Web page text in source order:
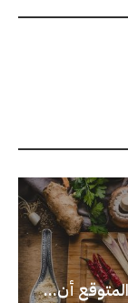
المتوقع أن...